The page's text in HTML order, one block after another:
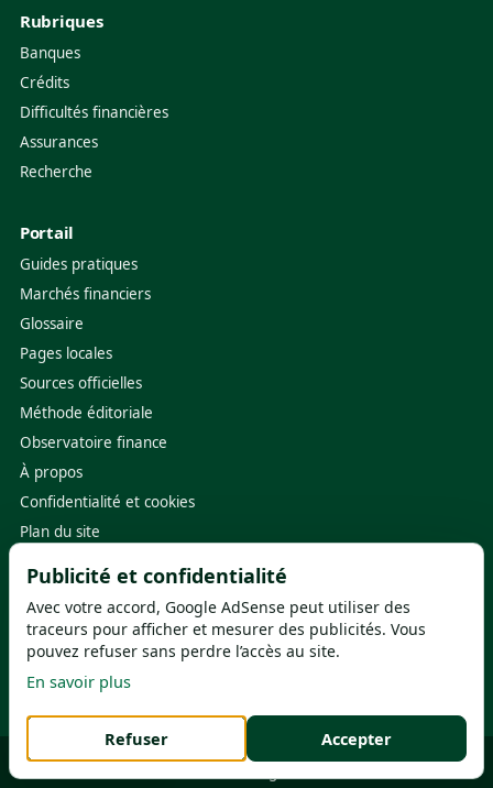
Rubriques
Banques
Crédits
Difficultés financières
Assurances
Recherche
Portail
Guides pratiques
Marchés financiers
Glossaire
Pages locales
Sources officielles
Méthode éditoriale
Observatoire finance
À propos
Confidentialité et cookies
Plan du site
Banque de France·ACPR
ABE Info Service·FGDR
Service-Public.fr·
Banque Assurance France - Guide indépendant - Éditeur : FDN -
Préférences cookies
Publicité et confidentialité
Avec votre accord, Google AdSense peut utiliser des
traceurs pour afficher et mesurer des publicités. Vous
pouvez refuser sans perdre l’accès au site.
En savoir plus
Refuser Accepter